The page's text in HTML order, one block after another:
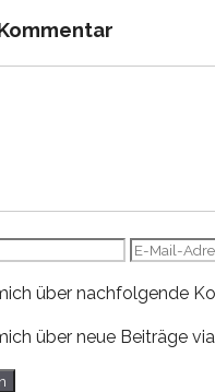
E-
Adresse
über nachfolgende
über neue Beiträge